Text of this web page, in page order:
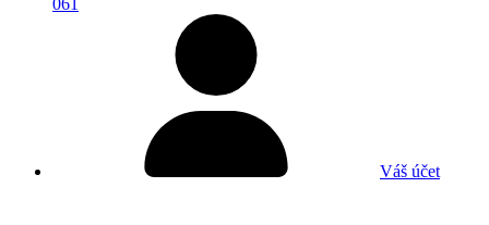
061
Váš účet